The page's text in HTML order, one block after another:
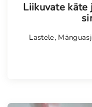
Liikuvate käte
Lastele,